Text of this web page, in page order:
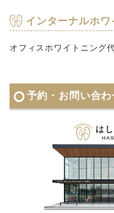
インターナルホ
オフィスホワイトニング
予約・お問い合わ